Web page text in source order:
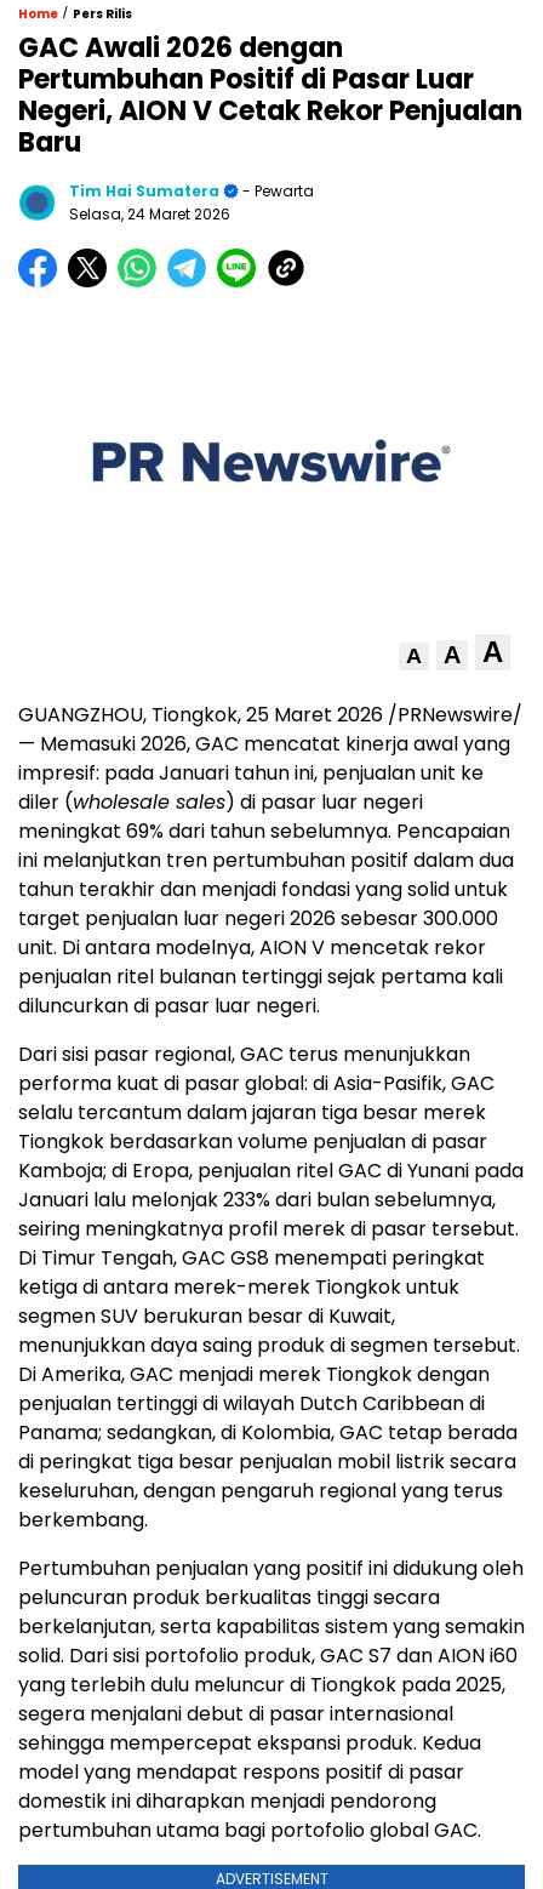
Home / Pers Rilis
GAC Awali 2026 dengan
Pertumbuhan Positif di Pasar Luar
Negeri, AION V Cetak Rekor Penjualan
Baru
Tim Hai Sumatera
- Pewarta
Selasa, 24 Maret 2026
A A A
GUANGZHOU, Tiongkok,25 Maret 2026 /PRNewswire/
— Memasuki 2026, GAC mencatat kinerja awal yang
impresif: pada Januari tahun ini, penjualan unit ke
diler (wholesale sales) di pasar luar negeri
meningkat 69% dari tahun sebelumnya. Pencapaian
ini melanjutkan tren pertumbuhan positif dalam dua
tahun terakhir dan menjadi fondasi yang solid untuk
target penjualan luar negeri 2026 sebesar 300.000
unit. Di antara modelnya, AION V mencetak rekor
penjualan ritel bulanan tertinggi sejak pertama kali
diluncurkan di pasar luar negeri.
Dari sisi pasar regional, GAC terus menunjukkan
performa kuat di pasar global: di Asia-Pasifik, GAC
selalu tercantum dalam jajaran tiga besar merek
Tiongkok berdasarkan volume penjualan di pasar
Kamboja; di Eropa, penjualan ritel GAC di Yunani pada
Januari lalu melonjak 233% dari bulan sebelumnya,
seiring meningkatnya profil merek di pasar tersebut.
Di Timur Tengah, GAC GS8 menempati peringkat
ketiga di antara merek-merek Tiongkok untuk
segmen SUV berukuran besar di Kuwait,
menunjukkan daya saing produk di segmen tersebut.
Di Amerika, GAC menjadi merek Tiongkok dengan
penjualan tertinggi di wilayah Dutch Caribbean di
Panama; sedangkan, di Kolombia, GAC tetap berada
di peringkat tiga besar penjualan mobil listrik secara
keseluruhan, dengan pengaruh regional yang terus
berkembang.
Pertumbuhan penjualan yang positif ini didukung oleh
peluncuran produk berkualitas tinggi secara
berkelanjutan, serta kapabilitas sistem yang semakin
solid. Dari sisi portofolio produk, GAC S7 dan AION i60
yang terlebih dulu meluncur di Tiongkok pada 2025,
segera menjalani debut di pasar internasional
sehingga mempercepat ekspansi produk. Kedua
model yang mendapat respons positif di pasar
domestik ini diharapkan menjadi pendorong
pertumbuhan utama bagi portofolio global GAC.
ADVERTISEMENT